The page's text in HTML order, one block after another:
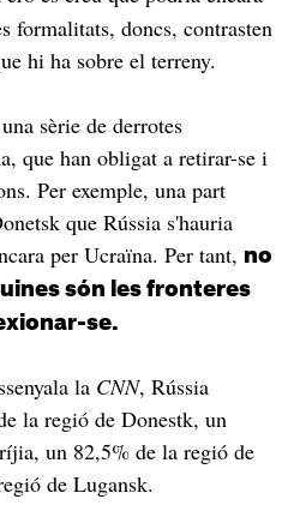
formalitats, doncs, contrasten
hi ha sobre el terreny.
sèrie de derrotes
que han obligat a retirar-se i
Per exemple, una part
que Rússia s'hauria
per Ucraïna. Per tant, no
són les fronteres
se.
la CNN, Rússia
la regió de Donestk, un
un 82,5% de la regió de
de Lugansk.